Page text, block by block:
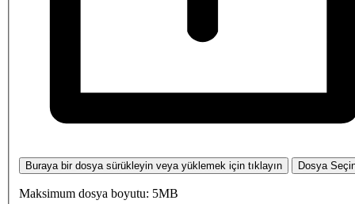
Buraya bir dosya sürükleyin veya yüklemek için tıklayın Dosya
Maksimum dosya boyutu: 5MB